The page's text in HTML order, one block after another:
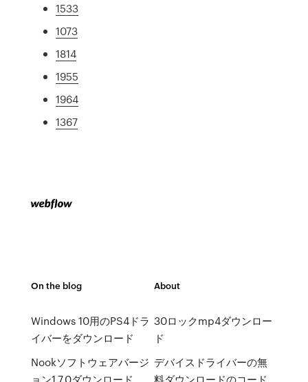
1533
1073
1814
1955
1964
1367
On the blog
Windows 10用のPS4ドラ
イバーをダウンロード
Nookソフトウェアバージ
ョン1.7.0ダウンロード
About
30ロックmp4ダウンロー
ド
デバイスドライバーの無
料ダウンロードのコード